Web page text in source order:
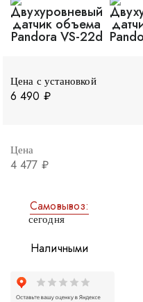
Цена с установкой
6 490 ₽
Цена
4 477 ₽
Самовывоз:
сегодня
Наличными